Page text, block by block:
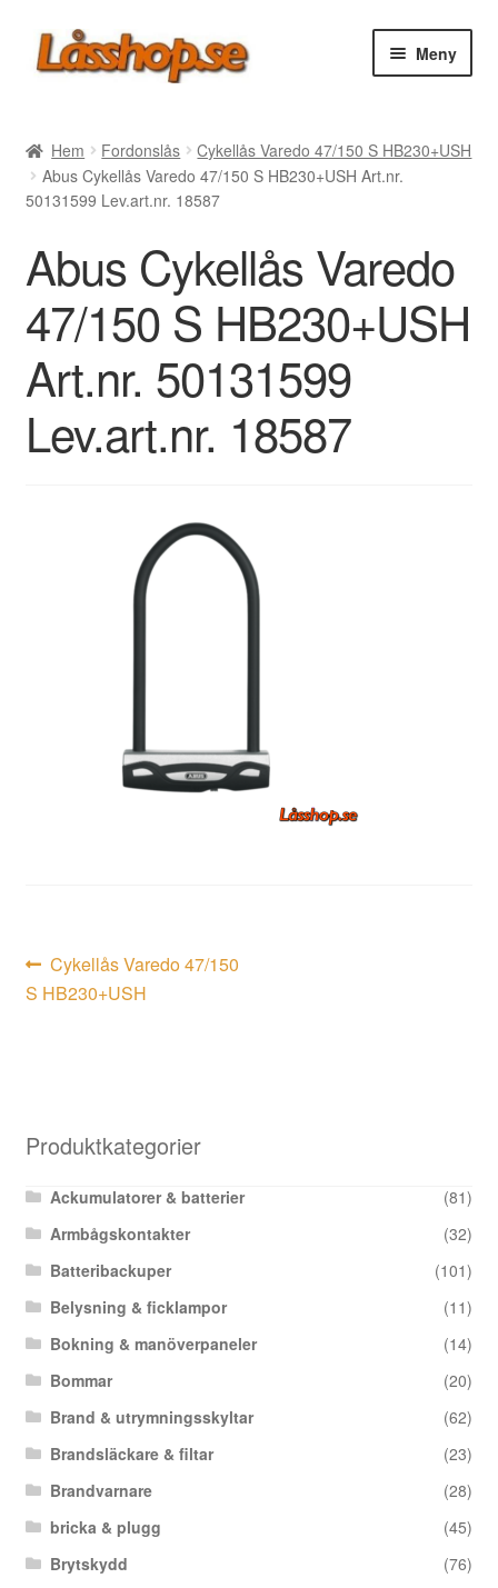
Hoppa
till
Hoppa
till
Meny
Rea
Villkor
Vanliga frågor
Forum/Manualer/Råd
Support
Hem Fordonslås
Cykellås Varedo 47/150 S HB230+USH
Abus Cykellås Varedo 47/150 S HB230+USH Art.nr.
50131599 Lev.art.nr. 18587
Abus Cykellås Varedo
47/150 S HB230+USH
Art.nr. 50131599
Lev.art.nr. 18587
Inläggsnavigering
Föregående
inlägg:
Cykellås Varedo 47/150
S HB230+USH
Produktkategorier
Ackumulatorer & batterier
(81)
Armbågskontakter
(32)
Batteribackuper
(101)
Belysning & ficklampor
(11)
Bokning & manöverpaneler
(14)
Bommar
(20)
Brand & utrymningsskyltar
(62)
Brandsläckare & filtar
(23)
Brandvarnare
(28)
bricka & plugg
(45)
Brytskydd
(76)